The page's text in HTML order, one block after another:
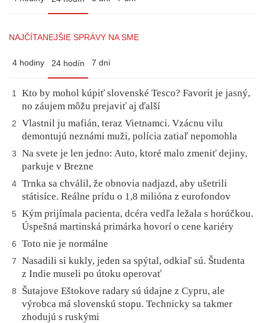
NAJČÍTANEJŠIE SPRÁVY NA SME
4 hodiny 24 hodín 7 dní
1
Kto by mohol kúpiť slovenské Tesco? Favorit je jasný,
no záujem môžu prejaviť aj ďalší
2
Vlastnil ju mafián, teraz Vietnamci. Vzácnu vilu
demontujú neznámi muži, polícia zatiaľ nepomohla
3
Na svete je len jedno: Auto, ktoré malo zmeniť dejiny,
parkuje v Brezne
4 Trnka sa chválil, že obnovia nadjazd, aby ušetrili
státisíce. Reálne prídu o 1,8 milióna z eurofondov
5
Kým prijímala pacienta, dcéra vedľa ležala s horúčkou.
Úspešná martinská primárka hovorí o cene kariéry
6 Toto nie je normálne
7
Nasadili si kukly, jeden sa spýtal, odkiaľ sú. Študenta
z Indie museli po útoku operovať
8
Šutajove Eštokove radary sú údajne z Cypru, ale
výrobca má slovenskú stopu. Technicky sa takmer
zhodujú s ruskými